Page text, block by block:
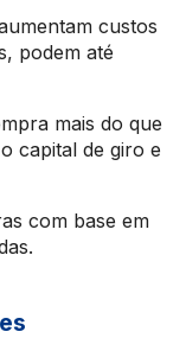
custos
podem até
mais do que
capital de giro e
com base em